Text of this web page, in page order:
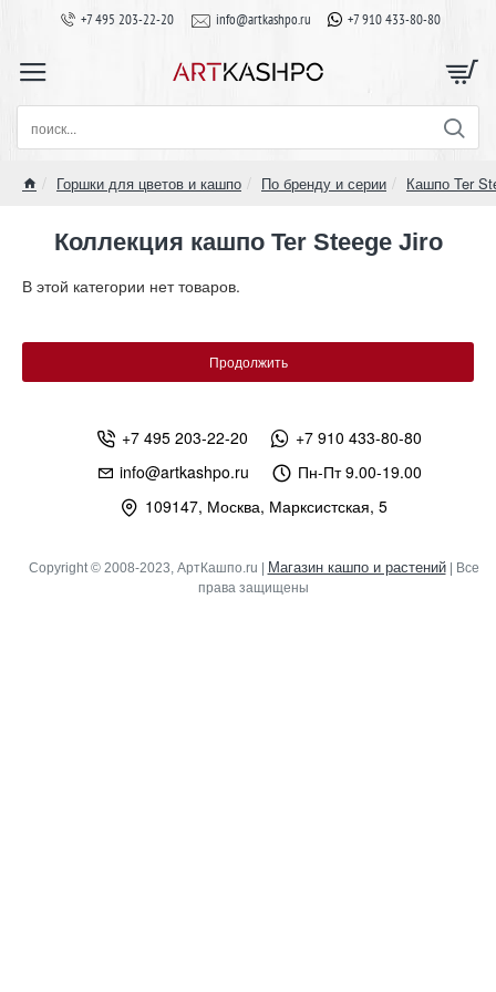
+7 495 203-22-20 info@artkashpo.ru +7 910 433-80-80
поиск...
Горшки для цветов и кашпо По бренду и серии Кашпо Ter
Коллекция кашпо Ter Steege Jiro
В этой категории нет товаров.
Продолжить
+7 495 203-22-20
+7 910 433-80-80
info@artkashpo.ru
Пн-Пт 9.00-19.00
109147, Москва, Марксистская, 5
Copyright © 2008-2023, АртКашпо.ru | Магазин кашпо и растений| Все
права защищены